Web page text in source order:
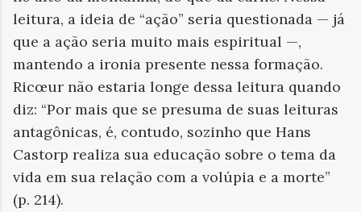
leitura, a ideia de “ação” seria questionada — já
que a ação seria muito mais espiritual —,
mantendo a ironia presente nessa formação.
Ricœur não estaria longe dessa leitura quando
diz: “Por mais que se presuma de suas leituras
antagônicas, é, contudo, sozinho que Hans
Castorp realiza sua educação sobre o tema da
vida em sua relação com a volúpia e a morte”
(p. 214).